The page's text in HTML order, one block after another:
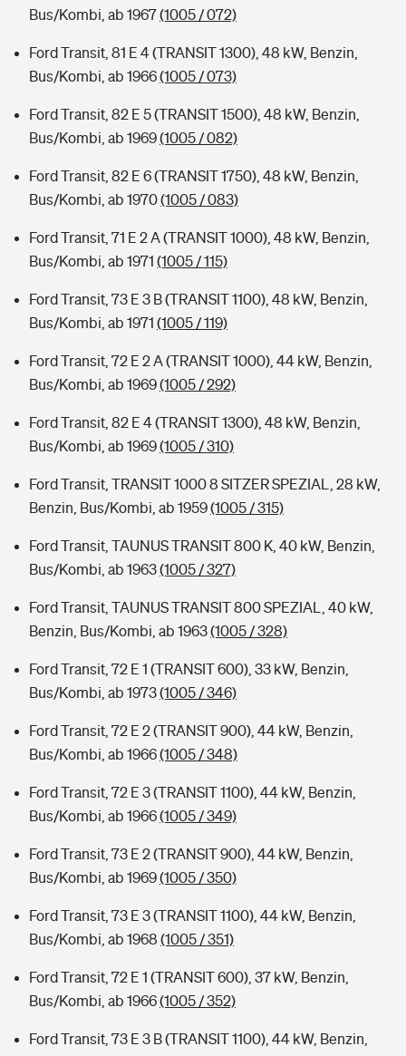
Bus/Kombi, ab 1967(1005 / 072)
Ford Transit, 81 E 4 (TRANSIT 1300), 48 kW, Benzin,
Bus/Kombi, ab 1966(1005 / 073)
Ford Transit, 82 E 5 (TRANSIT 1500), 48 kW, Benzin,
Bus/Kombi, ab 1969(1005 / 082)
Ford Transit, 82 E 6 (TRANSIT 1750), 48 kW, Benzin,
Bus/Kombi, ab 1970(1005 / 083)
Ford Transit, 71 E 2 A (TRANSIT 1000), 48 kW, Benzin,
Bus/Kombi, ab 1971 (1005 / 115)
Ford Transit, 73 E 3 B (TRANSIT 1100), 48 kW, Benzin,
Bus/Kombi, ab 1971 (1005 / 119)
Ford Transit, 72 E 2 A (TRANSIT 1000), 44 kW, Benzin,
Bus/Kombi, ab 1969(1005 / 292)
Ford Transit, 82 E 4 (TRANSIT 1300), 48 kW, Benzin,
Bus/Kombi, ab 1969(1005 / 310)
Ford Transit, TRANSIT 1000 8 SITZER SPEZIAL, 28 kW,
Benzin, Bus/Kombi, ab 1959(1005 / 315)
Ford Transit, TAUNUS TRANSIT 800 K, 40 kW, Benzin,
Bus/Kombi, ab 1963(1005 / 327)
Ford Transit, TAUNUS TRANSIT 800 SPEZIAL, 40 kW,
Benzin, Bus/Kombi, ab 1963(1005 / 328)
Ford Transit, 72 E 1 (TRANSIT 600), 33 kW, Benzin,
Bus/Kombi, ab 1973(1005 / 346)
Ford Transit, 72 E 2 (TRANSIT 900), 44 kW, Benzin,
Bus/Kombi, ab 1966(1005 / 348)
Ford Transit, 72 E 3 (TRANSIT 1100), 44 kW, Benzin,
Bus/Kombi, ab 1966(1005 / 349)
Ford Transit, 73 E 2 (TRANSIT 900), 44 kW, Benzin,
Bus/Kombi, ab 1969(1005 / 350)
Ford Transit, 73 E 3 (TRANSIT 1100), 44 kW, Benzin,
Bus/Kombi, ab 1968 (1005 / 351)
Ford Transit, 72 E 1 (TRANSIT 600), 37 kW, Benzin,
Bus/Kombi, ab 1966(1005 / 352)
Ford Transit, 73 E 3 B (TRANSIT 1100), 44 kW, Benzin,